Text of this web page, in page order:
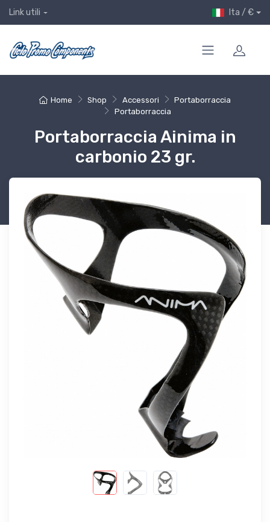
Link utili Ita / €
Home Shop Accessori
Portaborraccia
Portaborraccia
Portaborraccia Ainima in
carbonio 23 gr.